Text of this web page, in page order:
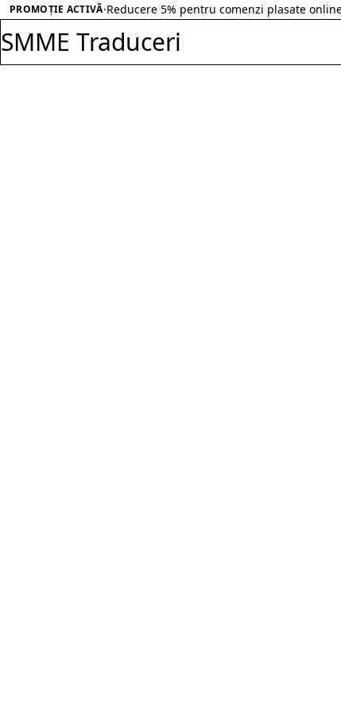
Salt la conținut
PROMOȚIE ACTIVĂ·Reducere 30% pentru comenzi peste 500
SMME Traduceri